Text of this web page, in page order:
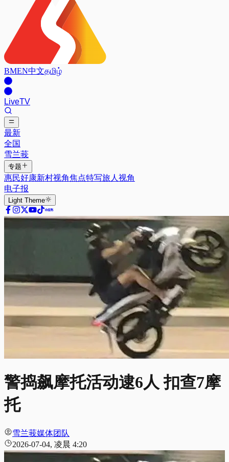
BMEN中文தமிழ்
LiveTV
最新
全国
雪兰莪
专题
惠民好康新村视角焦点特写旅人视角
电子报
Light Theme
警捣飙摩托活动逮6人 扣查7摩
托
雪兰莪媒体团队
2026-07-04, 凌晨 4:20